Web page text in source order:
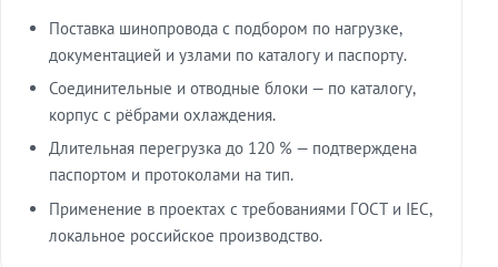
Поставка шинопровода с подбором по нагрузке,
документацией и узлами по каталогу и паспорту.
Соединительные и отводные блоки — по каталогу,
корпус с рёбрами охлаждения.
Длительная перегрузка до 120 % — подтверждена
паспортом и протоколами на тип.
Применение в проектах с требованиями ГОСТ и IEC,
локальное российское производство.